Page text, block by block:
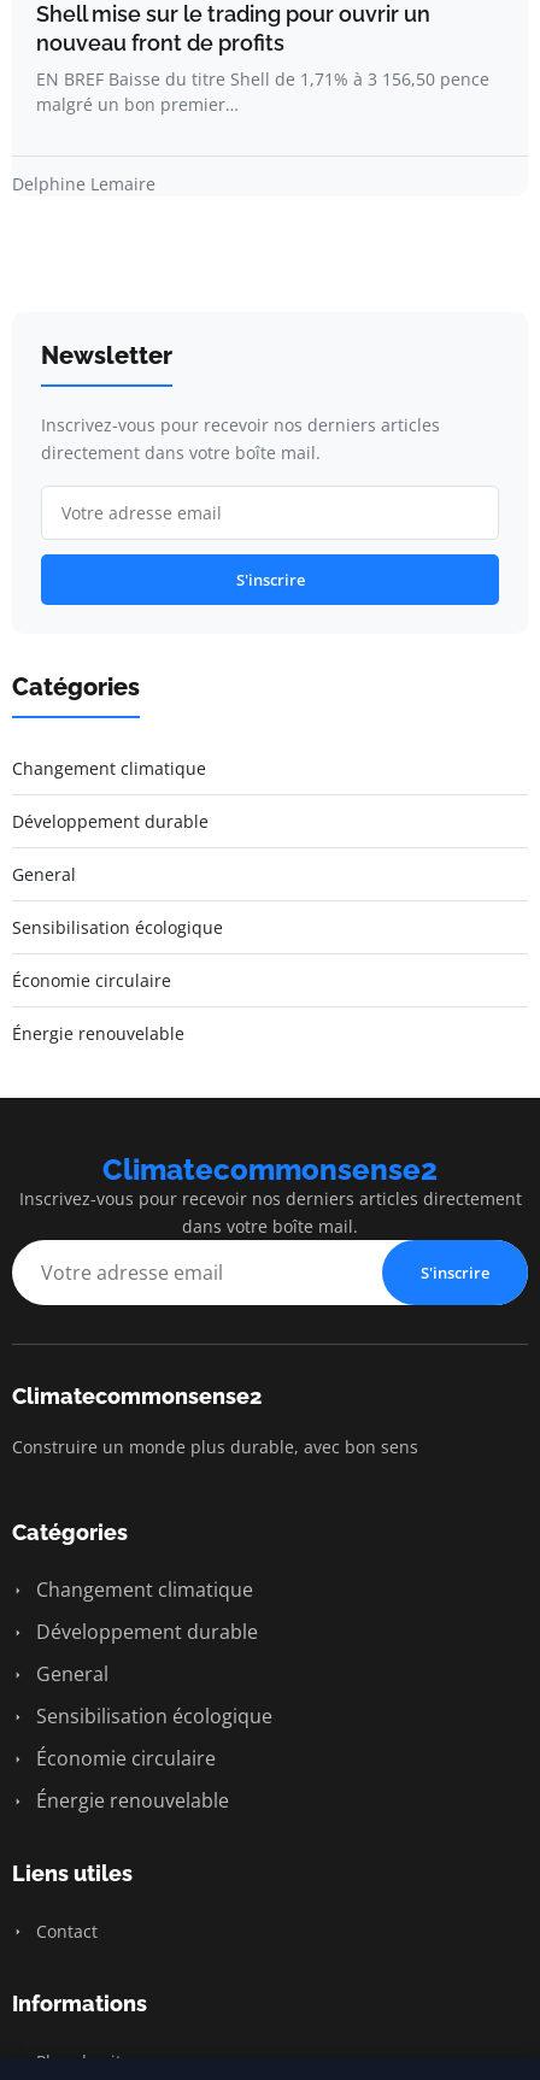
Shell mise sur le trading pour ouvrir un
nouveau front de profits
EN BREF Baisse du titre Shell de 1,71% à 3 156,50 pence
malgré un bon premier…
Delphine Lemaire
Newsletter
Inscrivez-vous pour recevoir nos derniers articles
directement dans votre boîte mail.
S'inscrire
Catégories
Changement climatique
Développement durable
General
Sensibilisation écologique
Économie circulaire
Énergie renouvelable
Climatecommonsense2
Inscrivez-vous pour recevoir nos derniers articles directement
dans votre boîte mail.
S'inscrire
Climatecommonsense2
Construire un monde plus durable, avec bon sens
Catégories
Changement climatique
Développement durable
General
Sensibilisation écologique
Économie circulaire
Énergie renouvelable
Liens utiles
Contact
Informations
Plan du site